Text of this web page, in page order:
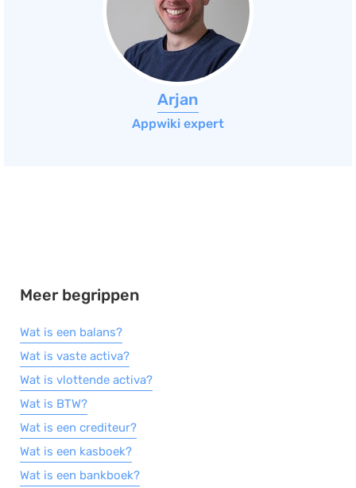
Arjan
Appwiki expert
Meer begrippen
Wat is een balans?
Wat is vaste activa?
Wat is vlottende activa?
Wat is BTW?
Wat is een crediteur?
Wat is een kasboek?
Wat is een bankboek?